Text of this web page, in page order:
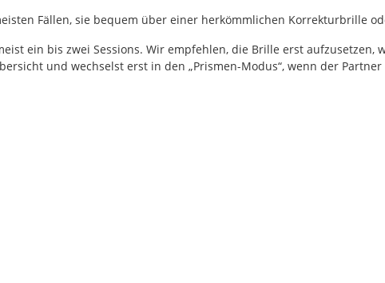
Fällen, sie bequem über einer herkömmlichen Korrekturbrille
ein bis zwei Sessions. Wir empfehlen, die Brille erst aufzusetzen,
und wechselst erst in den „Prismen-Modus“, wenn der